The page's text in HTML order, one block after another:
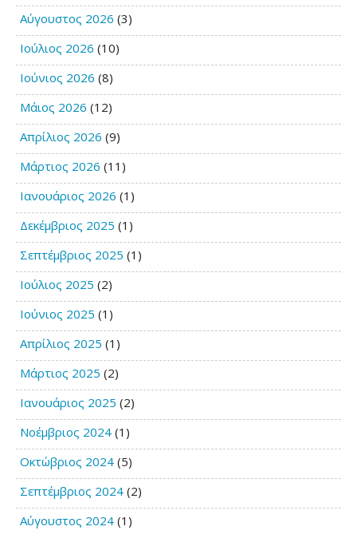
Αύγουστος 2026 (3)
Ιούλιος 2026 (10)
Ιούνιος 2026 (8)
Μάιος 2026 (12)
Απρίλιος 2026 (9)
Μάρτιος 2026 (11)
Ιανουάριος 2026 (1)
Δεκέμβριος 2025 (1)
Σεπτέμβριος 2025 (1)
Ιούλιος 2025 (2)
Ιούνιος 2025 (1)
Απρίλιος 2025 (1)
Μάρτιος 2025 (2)
Ιανουάριος 2025 (2)
Νοέμβριος 2024 (1)
Οκτώβριος 2024 (5)
Σεπτέμβριος 2024 (2)
Αύγουστος 2024 (1)